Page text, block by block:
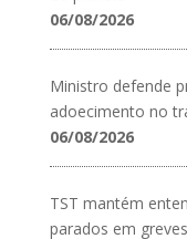
06/08/2026
Ministro defende
adoecimento no
06/08/2026
TST mantém
parados em